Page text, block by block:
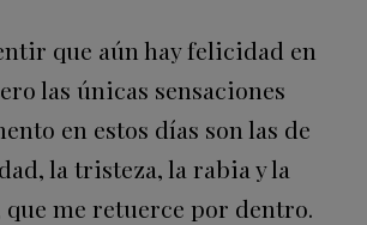
que aún hay felicidad en
las únicas sensaciones
en estos días son las de
la tristeza, la rabia y la
me retuerce por dentro.